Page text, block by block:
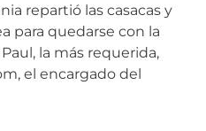
repartió las casacas y
para quedarse con la
la más requerida,
el encargado del